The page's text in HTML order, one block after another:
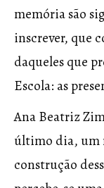
memória são
inscrever, que
daqueles que
Escola: as
Ana Beatriz
último dia, um
construção